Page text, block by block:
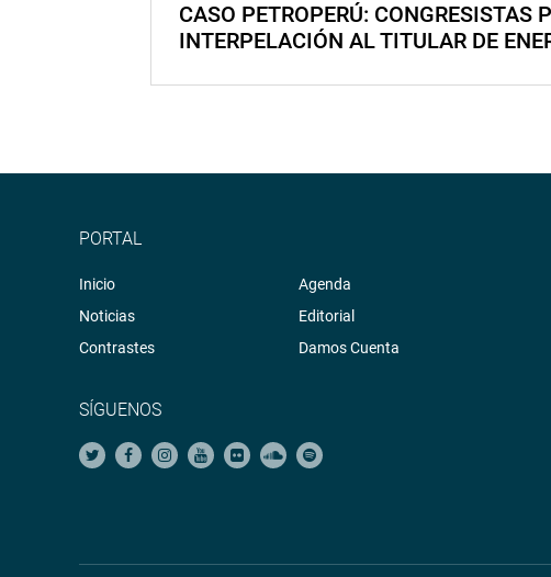
CASO PETROPERÚ: CONGRESISTAS
INTERPELACIÓN AL TITULAR DE
PORTAL
Inicio
Noticias
Contrastes
Agenda
Editorial
Damos Cuenta
SÍGUENOS